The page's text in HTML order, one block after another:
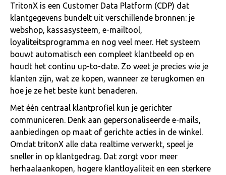
TritonX is een Customer Data Platform (CDP) dat
klantgegevens bundelt uit verschillende bronnen: je
webshop, kassasysteem, e-mailtool,
loyaliteitsprogramma en nog veel meer. Het systeem
bouwt automatisch een compleet klantbeeld op en
houdt het continu up-to-date. Zo weet je precies wie je
klanten zijn, wat ze kopen, wanneer ze terugkomen en
hoe je ze het beste kunt benaderen.
Met één centraal klantprofiel kun je gerichter
communiceren. Denk aan gepersonaliseerde e-mails,
aanbiedingen op maat of gerichte acties in de winkel.
Omdat tritonX alle data realtime verwerkt, speel je
sneller in op klantgedrag. Dat zorgt voor meer
herhaalaankopen, hogere klantloyaliteit en een sterkere